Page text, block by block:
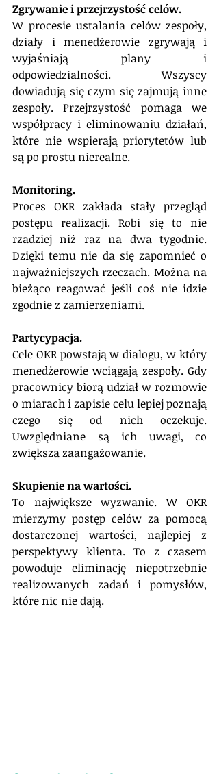
Zgrywanie i przejrzystość celów.
W procesie ustalania celów zespoły,
działy i menedżerowie zgrywają i
wyjaśniają plany i
odpowiedzialności. Wszyscy
dowiadują się czym się zajmują inne
zespoły. Przejrzystość pomaga we
współpracy i eliminowaniu działań,
które nie wspierają priorytetów lub
są po prostu nierealne.
Monitoring.
Proces OKR zakłada stały przegląd
postępu realizacji. Robi się to nie
rzadziej niż raz na dwa tygodnie.
Dzięki temu nie da się zapomnieć o
najważniejszych rzeczach. Można na
bieżąco reagować jeśli coś nie idzie
zgodnie z zamierzeniami.
Partycypacja.
Cele OKR powstają w dialogu, w który
menedżerowie wciągają zespoły. Gdy
pracownicy biorą udział w rozmowie
o miarach i zapisie celu lepiej poznają
czego się od nich oczekuje.
Uwzględniane są ich uwagi, co
zwiększa zaangażowanie.
Skupienie na wartości.
To największe wyzwanie. W OKR
mierzymy postęp celów za pomocą
dostarczonej wartości, najlepiej z
perspektywy klienta. To z czasem
powoduje eliminację niepotrzebnie
realizowanych zadań i pomysłów,
które nic nie dają.